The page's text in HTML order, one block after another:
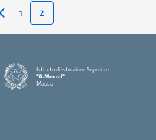
Pagina precedente
1 2
Istituto di Istruzione Superiore
"A.Meucci"
Massa